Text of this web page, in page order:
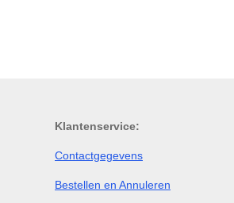
Klantenservice:
Contactgegevens
Bestellen en Annuleren